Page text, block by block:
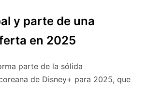
y parte de una
en 2025
parte de la sólida
de Disney+ para 2025, que